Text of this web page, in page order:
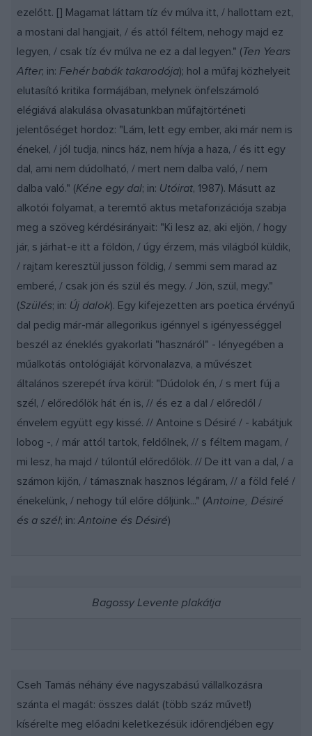
ezelőtt. [] Magamat láttam tíz év múlva itt, / hallottam ezt,
a mostani dal hangjait, / és attól féltem, nehogy majd ez
legyen, / csak tíz év múlva ne ez a dal legyen." (Ten Years
After; in: Fehér babák takarodója); hol a műfaj közhelyeit
elutasító kritika formájában, melynek önfelszámoló
elégiává alakulása olvasatunkban műfajtörténeti
jelentőséget hordoz: "Lám, lett egy ember, aki már nem is
énekel, / jól tudja, nincs ház, nem hívja a haza, / és itt egy
dal, ami nem dúdolható, / mert nem dalba való, / nem
dalba való." (Kéne egy dal; in: Utóirat, 1987). Másutt az
alkotói folyamat, a teremtő aktus metaforizációja szabja
meg a szöveg kérdésirányait: "Ki lesz az, aki eljön, / hogy
jár, s járhat-e itt a földön, / úgy érzem, más világból küldik,
/ rajtam keresztül jusson földig, / semmi sem marad az
emberé, / csak jön és szül és megy. / Jön, szül, megy."
(Szülés; in: Új dalok). Egy kifejezetten ars poetica érvényű
dal pedig már-már allegorikus igénnyel s igényességgel
beszél az éneklés gyakorlati "hasznáról" - lényegében a
műalkotás ontológiáját körvonalazva, a művészet
általános szerepét írva körül: "Dúdolok én, / s mert fúj a
szél, / előredőlök hát én is, // és ez a dal / előredől /
énvelem együtt egy kissé. // Antoine s Désiré / - kabátjuk
lobog -, / már attól tartok, feldőlnek, // s féltem magam, /
mi lesz, ha majd / túlontúl előredőlök. // De itt van a dal, / a
számon kijön, / támasznak hasznos légáram, // a föld felé /
énekelünk, / nehogy túl előre dőljünk..." (Antoine, Désiré
és a szél; in:Antoine és Désiré)
Bagossy Levente plakátja
Cseh Tamás néhány éve nagyszabású vállalkozásra
szánta el magát: összes dalát (több száz művet!)
kísérelte meg előadni keletkezésük időrendjében egy